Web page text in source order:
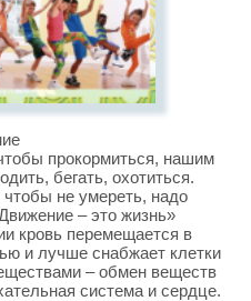
прокормиться, нашим
бегать, охотиться.
не умереть, надо
– это жизнь»
кровь перемещается в
и лучше снабжает клетки
– обмен веществ
система и сердце.